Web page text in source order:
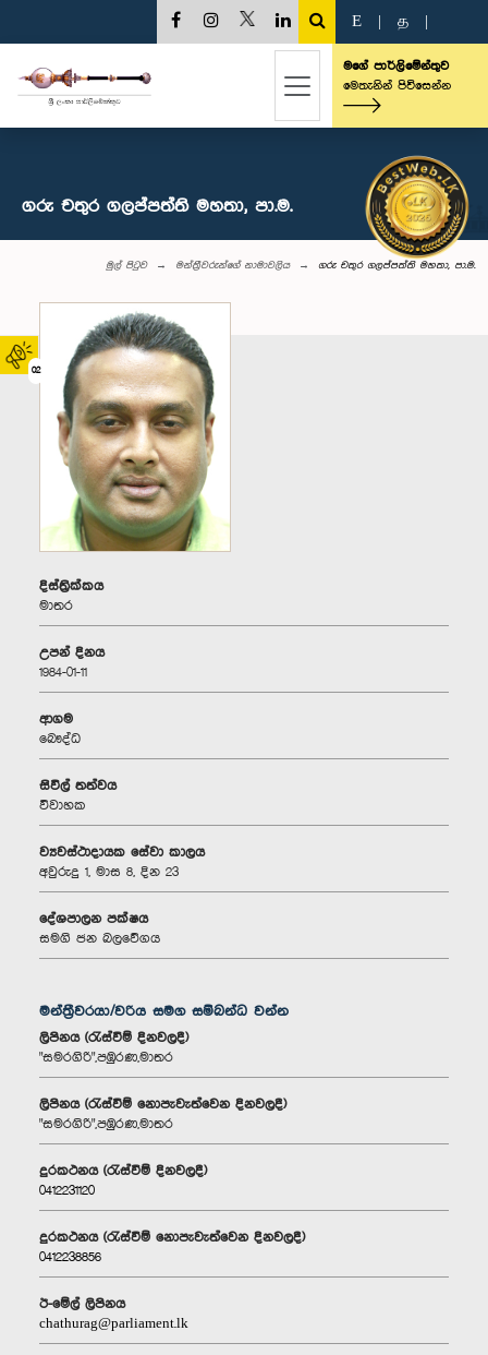
02
E த
මගේ පාර්ලිමේන්තුව
මෙතැනින් පිවිසෙන්න
ගරු චතුර ගලප්පත්ති මහතා, පා.ම.
මුල් පිටුව මන්ත්‍රීවරුන්‌ගේ නාමාවලිය ගරු චතුර ගලප්පත්ති මහතා, පා.ම.
දිස්ත්‍රික්කය
මාතර
උපන් දිනය
1984-01-11
ආගම
බෞද්ධ
සිවිල් තත්වය
විවාහක
ව්‍යවස්ථාදායක සේවා කාලය
අවුරුදු 1, මාස 8, දින 23
දේශපාලන පක්ෂය
සමගි ජන බලවේගය
මන්ත්‍රීවරයා/වරිය සමග සම්බන්ධ වන්න
ලිපිනය (රැස්වීම් දිනවලදී)
"සමරගිරි",පඹුරණ,මාතර
ලිපිනය (රැස්වීම් නොපැවැත්වෙන දිනවලදී)
"සමරගිරි",පඹුරණ,මාතර
දුරකථනය (රැස්වීම් දිනවලදී)
0412231120
දුරකථනය (රැස්වීම් නොපැවැත්වෙන දිනවලදී)
0412238856
ඊ-මේල් ලිපිනය
chathurag@parliament.lk